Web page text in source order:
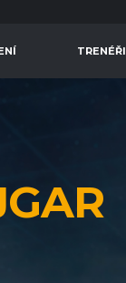
TRENÉŘI